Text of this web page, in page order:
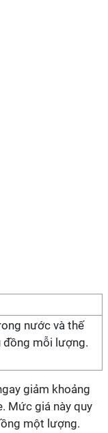
nước và thế
đồng mỗi lượng.
giảm khoảng
Mức giá này quy
một lượng.